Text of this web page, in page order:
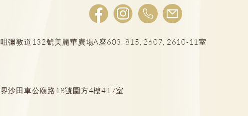
彌敦道132號美麗華廣場A座603, 815, 2607, 2610-11室
沙田車公廟路18號圍方4樓417室